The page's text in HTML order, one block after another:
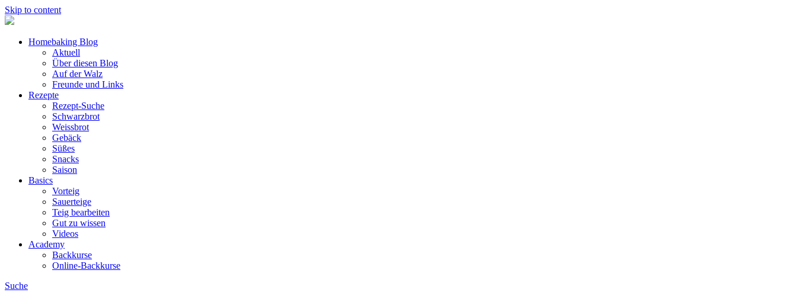
Skip to content
Homebaking Blog
Aktuell
Über diesen Blog
Auf der Walz
Freunde und Links
Rezepte
Rezept-Suche
Schwarzbrot
Weissbrot
Gebäck
Süßes
Snacks
Saison
Basics
Vorteig
Sauerteige
Teig bearbeiten
Gut zu wissen
Videos
Academy
Backkurse
Online-Backkurse
Suche